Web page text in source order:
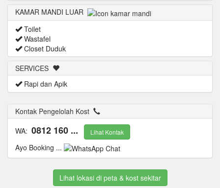
KAMAR MANDI LUAR
Toilet
Wastafel
Closet Duduk
SERVICES
Rapi dan Apik
Kontak Pengelolah Kost
WA: 0812 160 ... Lihat Kontak
Ayo Booking ...
Lihat lokasi di peta & kost sekitar